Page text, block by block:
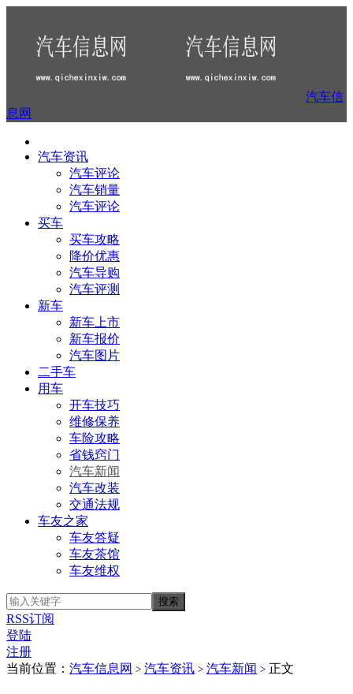
汽车信
息网
汽车资讯
汽车评论
汽车销量
汽车评论
买车
买车攻略
降价优惠
汽车导购
汽车评测
新车
新车上市
新车报价
汽车图片
二手车
用车
开车技巧
维修保养
车险攻略
省钱窍门
汽车新闻
汽车改装
交通法规
车友之家
车友答疑
车友茶馆
车友维权
RSS订阅
登陆
注册
当前位置： 汽车信息网 > 汽车资讯 > 汽车新闻 > 正文